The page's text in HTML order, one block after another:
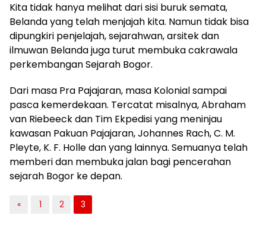
Kita tidak hanya melihat dari sisi buruk semata,
Belanda yang telah menjajah kita. Namun tidak bisa
dipungkiri penjelajah, sejarahwan, arsitek dan
ilmuwan Belanda juga turut membuka cakrawala
perkembangan Sejarah Bogor.
Dari masa Pra Pajajaran, masa Kolonial sampai
pasca kemerdekaan. Tercatat misalnya, Abraham
van Riebeeck dan Tim Ekpedisi yang meninjau
kawasan Pakuan Pajajaran, Johannes Rach, C. M.
Pleyte, K. F. Holle dan yang lainnya. Semuanya telah
memberi dan membuka jalan bagi pencerahan
sejarah Bogor ke depan.
« 1 2 3